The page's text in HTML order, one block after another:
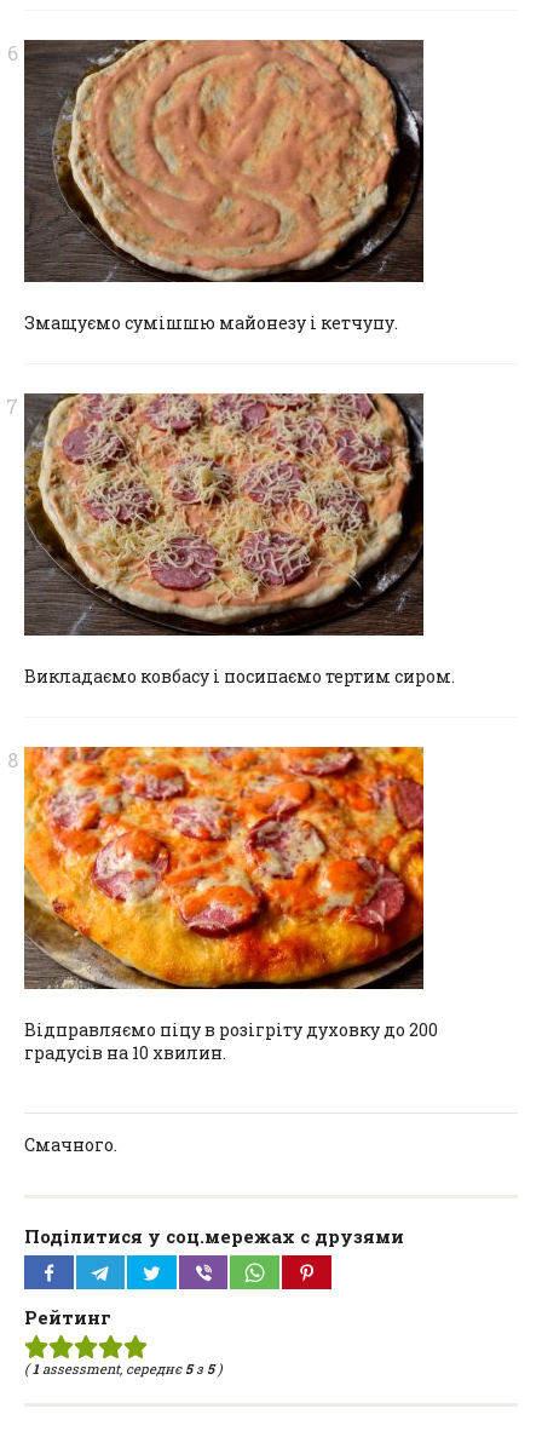
Змащуємо сумішшю майонезу і кетчупу.
Викладаємо ковбасу і посипаємо тертим сиром.
Відправляємо піцу в розігріту духовку до 200
градусів на 10 хвилин.
Смачного.
Поділитися у соц.мережах с друзями
Рейтинг
(1assessment, середнє5з 5)